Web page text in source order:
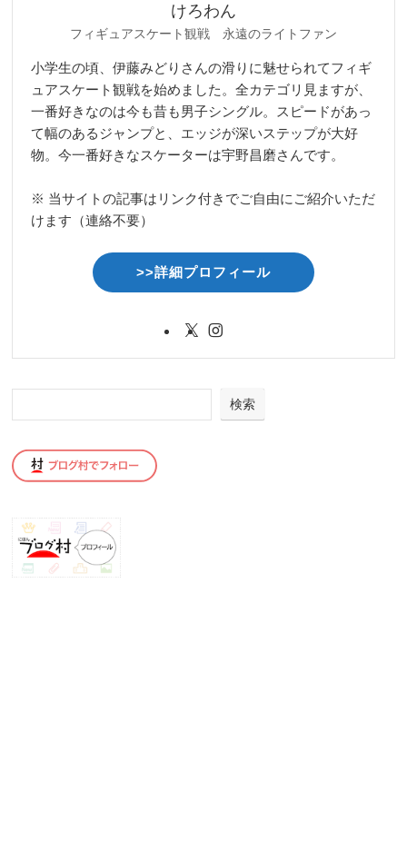
けろわん
フィギュアスケート観戦 永遠のライトファン
小学生の頃、伊藤みどりさんの滑りに魅せられてフィギ
ュアスケート観戦を始めました。全カテゴリ見ますが、
一番好きなのは今も昔も男子シングル。スピードがあっ
て幅のあるジャンプと、エッジが深いステップが大好
物。今一番好きなスケーターは宇野昌磨さんです。
※ 当サイトの記事はリンク付きでご自由にご紹介いただ
けます（連絡不要）
>>詳細プロフィール
検索